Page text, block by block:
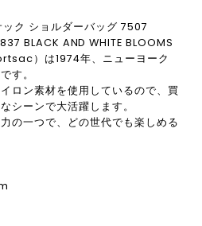
ク ショルダーバッグ 7507
BLACK AND WHITE BLOOMS
）は1974年、ニューヨーク
す。
ロン素材を使用しているので、買
シーンで大活躍します。
の一つで、どの世代でも楽しめる